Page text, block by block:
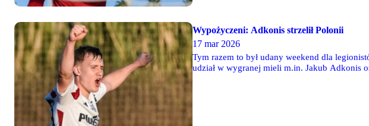
Wypożyczeni: Adkonis strzelił Polonii
17 mar 2026
Tym razem to był udany weekend dla
udział w wygranej mieli m.in. Jakub Adkonis